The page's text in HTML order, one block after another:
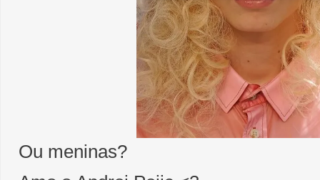
Ou meninas?